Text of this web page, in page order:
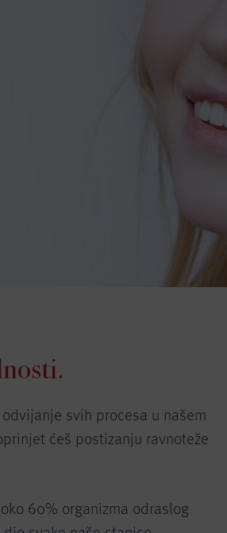
svih procesa u našem
ćeš postizanju ravnoteže
60% organizma odraslog